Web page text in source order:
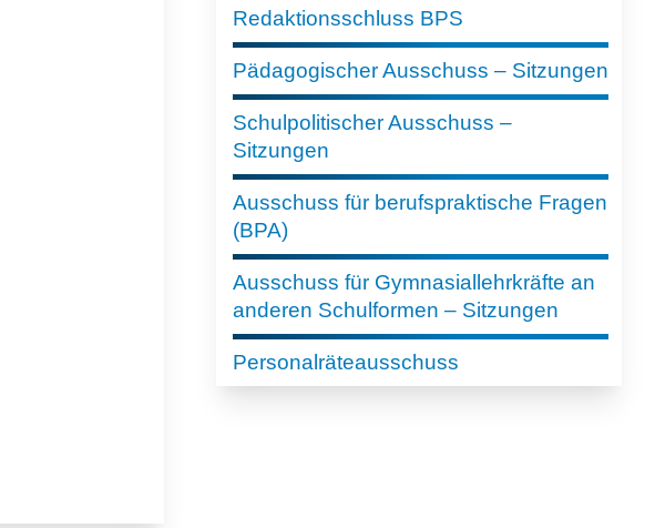
Redaktionsschluss BPS
Pädagogischer Ausschuss – Sitzungen
Schulpolitischer Ausschuss –
Sitzungen
Ausschuss für berufspraktische Fragen
(BPA)
Ausschuss für Gymnasiallehrkräfte an
anderen Schulformen – Sitzungen
Personalräteausschuss